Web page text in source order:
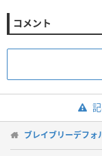
コメント
ブレイブリーデフォ